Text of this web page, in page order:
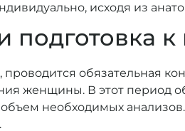
исходя из
подготовка к
обязательная
женщины. В этот период
необходимых